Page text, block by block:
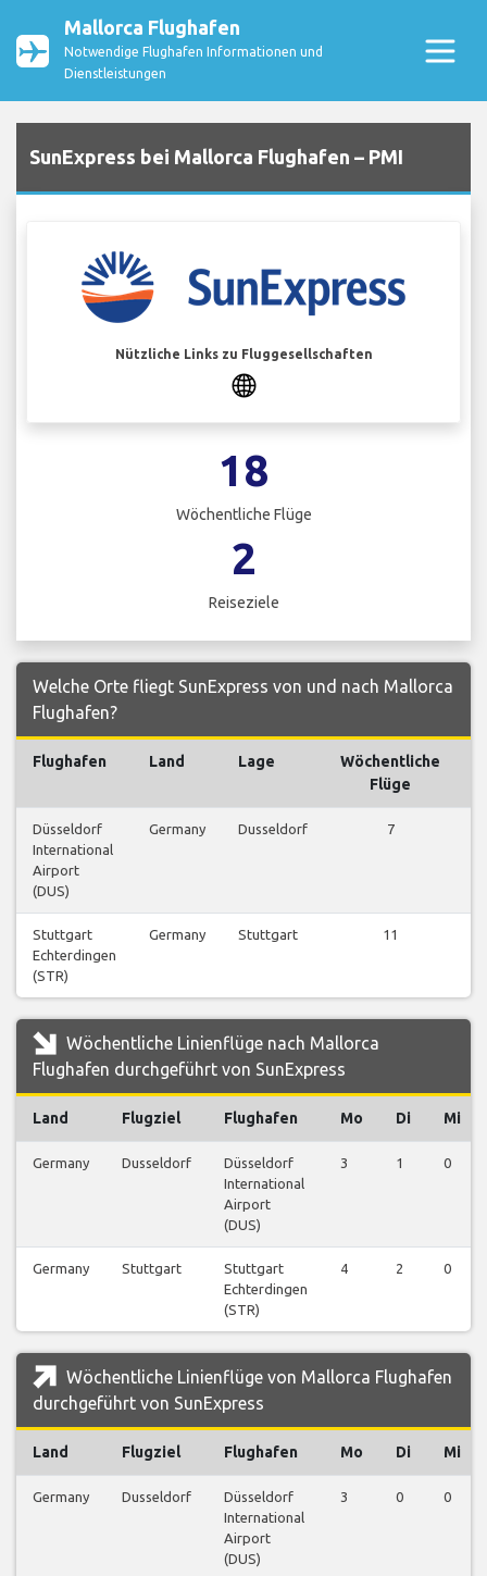
Mallorca Flughafen
Notwendige Flughafen Informationen und
Dienstleistungen
SunExpress bei Mallorca Flughafen – PMI
Nützliche Links zu Fluggesellschaften
18
Wöchentliche Flüge
2
Reiseziele
Welche Orte fliegt SunExpress von und nach Mallorca
Flughafen?
Flughafen Land Lage
Wöchentliche
Flüge
Düsseldorf
International
Airport
(DUS)
Germany Dusseldorf 7
Stuttgart
Echterdingen
(STR)
Germany Stuttgart 11
Wöchentliche Linienflüge nach Mallorca
Flughafen durchgeführt von SunExpress
Land Flugziel Flughafen Mo Di Mi
Germany Dusseldorf
Düsseldorf
International
Airport
(DUS)
3 1 0
Germany Stuttgart
Stuttgart
Echterdingen
(STR)
4 2 0
Wöchentliche Linienflüge von Mallorca Flughafen
durchgeführt von SunExpress
Land Flugziel Flughafen Mo Di Mi
Germany Dusseldorf
Düsseldorf
International
Airport
(DUS)
3 0 0